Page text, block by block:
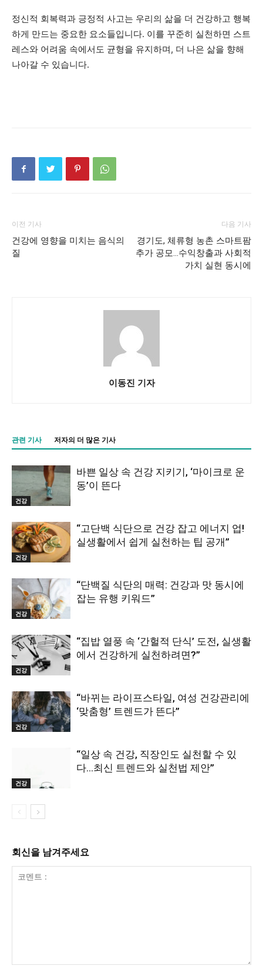
정신적 회복력과 긍정적 사고는 우리의 삶을 더 건강하고 행복
하게 만드는 중요한 요소들입니다. 이를 꾸준히 실천하면 스트
레스와 어려움 속에서도 균형을 유지하며, 더 나은 삶을 향해
나아갈 수 있습니다.
이전 기사
건강에 영향을 미치는 음식의
질
다음 기사
경기도, 체류형 농촌 스마트팜
추가 공모…수익창출과 사회적
가치 실현 동시에
이동진 기자
관련 기사 저자의 더 많은 기사
건강
바쁜 일상 속 건강 지키기, ‘마이크로 운
동’이 뜬다
건강
“고단백 식단으로 건강 잡고 에너지 업!
실생활에서 쉽게 실천하는 팁 공개”
건강
“단백질 식단의 매력: 건강과 맛 동시에
잡는 유행 키워드”
건강
“집밥 열풍 속 ‘간헐적 단식’ 도전, 실생활
에서 건강하게 실천하려면?”
건강
“바뀌는 라이프스타일, 여성 건강관리에
‘맞춤형’ 트렌드가 뜬다”
건강
“일상 속 건강, 직장인도 실천할 수 있
다…최신 트렌드와 실천법 제안”
회신을 남겨주세요